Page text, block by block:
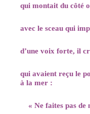
qui montait du côté
avec le sceau qui
d’une voix forte, il
qui avaient reçu le
à la mer :
« Ne faites pas de